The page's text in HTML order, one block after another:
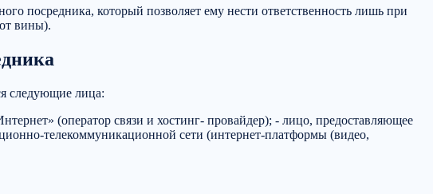
посредника, который позволяет ему нести ответственность лишь при
вины).
следующие лица:
(оператор связи и хостинг- провайдер); - лицо, предоставляющее
телекоммуникационной сети (интернет-платформы (видео,